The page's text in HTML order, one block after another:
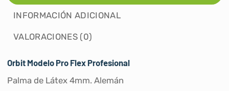
INFORMACIÓN ADICIONAL
VALORACIONES (0)
Orbit Modelo Pro Flex Profesional
Palma de Látex 4mm. Alemán